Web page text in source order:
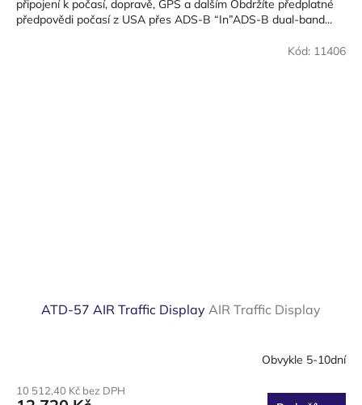
připojení k počasí, dopravě, GPS a dalším Obdržíte předplatné
předpovědi počasí z USA přes ADS-B “In”ADS-B dual-band...
ATD-57 AIR Traffic Display AIR Traffic Display
Obvykle 5-10dní
10 512,40 Kč bez DPH
Kód: 11406